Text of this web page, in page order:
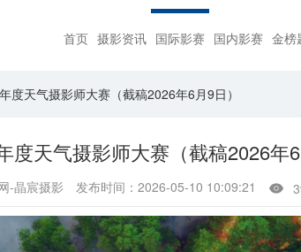
首页 摄影资讯 国际影赛 国内影赛 金榜
度天气摄影师大赛（截稿2026年6月9日）
度天气摄影师大赛（截稿2026年6
-晶宸摄影 发布时间：2026-05-10 10:09:21 